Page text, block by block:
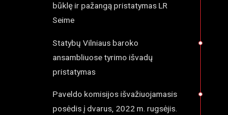
būklę ir pažangą pristatymas LR
Seime
Statybų Vilniaus baroko
ansambliuose tyrimo išvadų
pristatymas
Paveldo komisijos išvažiuojamasis
posėdis į dvarus, 2022 m. rugsėjis.